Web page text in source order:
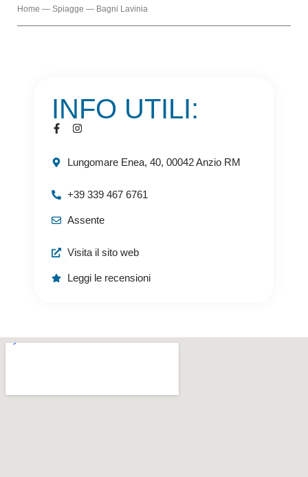
Home — Spiagge — Bagni Lavinia
INFO UTILI:
Lungomare Enea, 40, 00042 Anzio RM
+39 339 467 6761
Assente
Visita il sito web
Leggi le recensioni